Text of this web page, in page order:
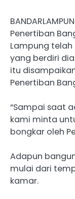
Penertiban
Lampung
yang berdiri
itu
Penertiban
“Sampai saat
kami minta
bongkar oleh
Adapun
mulai dari
kamar.